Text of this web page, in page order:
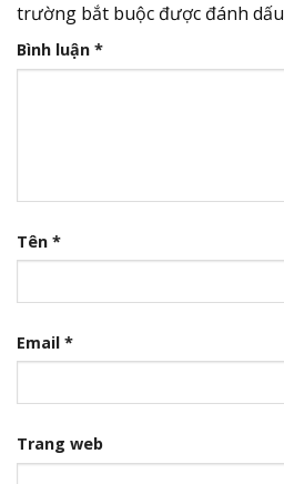
trường bắt buộc được đánh dấu
Bình luận *
Tên *
Email *
Trang web